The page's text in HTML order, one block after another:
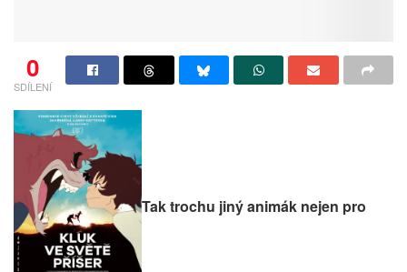
0
SDÍLENÍ
Tak trochu jiný animák nejen pro